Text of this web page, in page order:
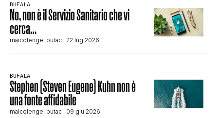
BUFALA
No, non è il Servizio Sanitario che vi
cerca…
maicolengel butac | 22 lug 2026
BUFALA
Stephen (Steven Eugene) Kuhn non è
una fonte affidabile
maicolengel butac | 09 giu 2026